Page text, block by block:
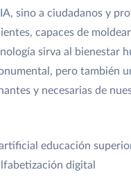
sino a ciudadanos y
capaces de
sirva al bienestar
pero también
y necesarias de
educación
digital